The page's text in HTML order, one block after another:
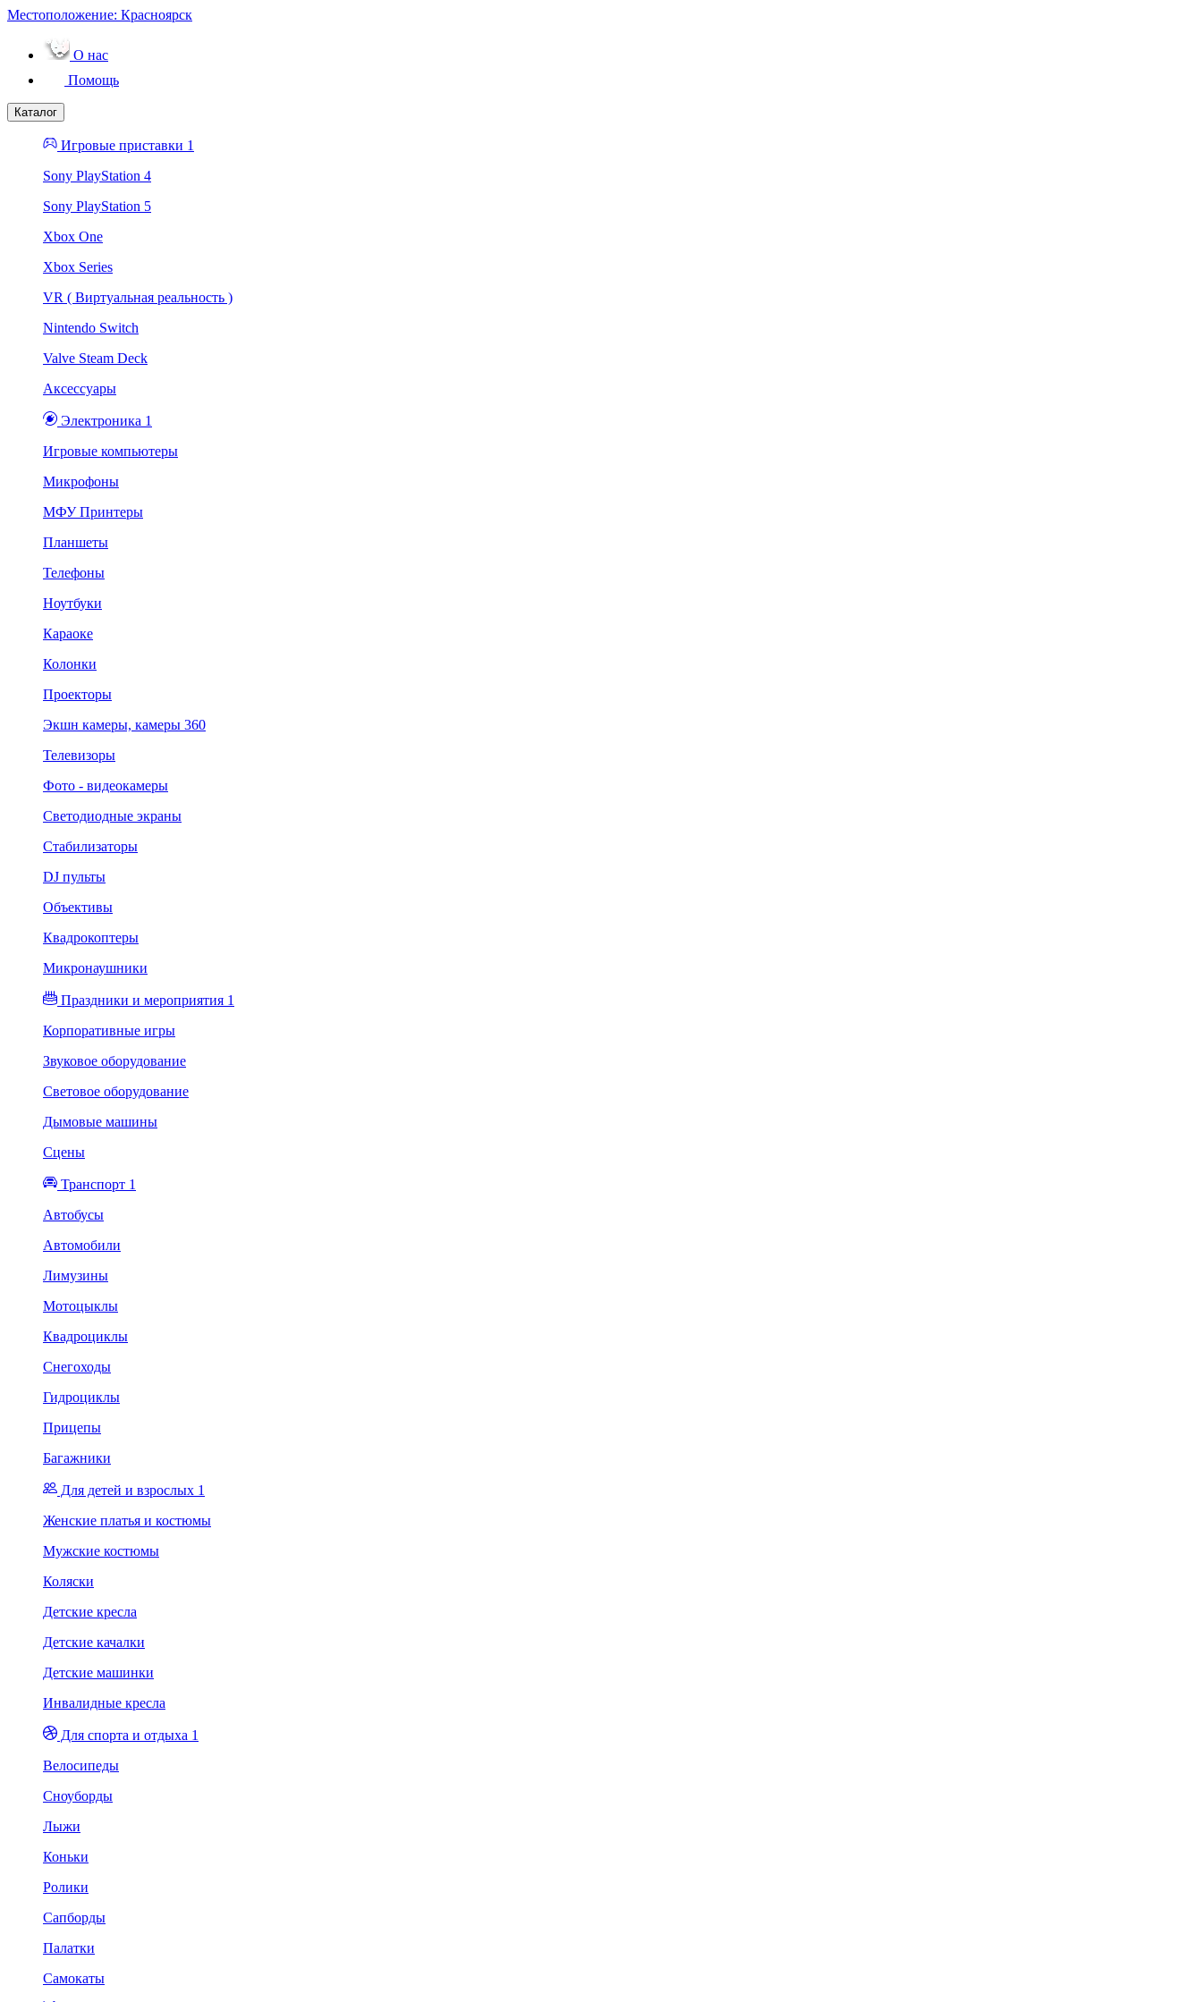
Местоположение: Красноярск
О нас
Помощь
Каталог
Игровые приставки 1
Sony PlayStation 4
Sony PlayStation 5
Xbox One
Xbox Series
VR ( Виртуальная реальность )
Nintendo Switch
Valve Steam Deck
Аксессуары
Электроника 1
Игровые компьютеры
Микрофоны
МФУ Принтеры
Планшеты
Телефоны
Ноутбуки
Караоке
Колонки
Проекторы
Экшн камеры, камеры 360
Телевизоры
Фото - видеокамеры
Светодиодные экраны
Стабилизаторы
DJ пульты
Объективы
Квадрокоптеры
Микронаушники
Праздники и мероприятия 1
Корпоративные игры
Звуковое оборудование
Световое оборудование
Дымовые машины
Сцены
Транспорт 1
Автобусы
Автомобили
Лимузины
Мотоцыклы
Квадроциклы
Снегоходы
Гидроциклы
Прицепы
Багажники
Для детей и взрослых 1
Женские платья и костюмы
Мужские костюмы
Коляски
Детские кресла
Детские качалки
Детские машинки
Инвалидные кресла
Для спорта и отдыха 1
Велосипеды
Сноуборды
Лыжи
Коньки
Ролики
Сапборды
Палатки
Самокаты